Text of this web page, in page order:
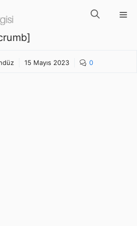
15 Mayıs 2023 0